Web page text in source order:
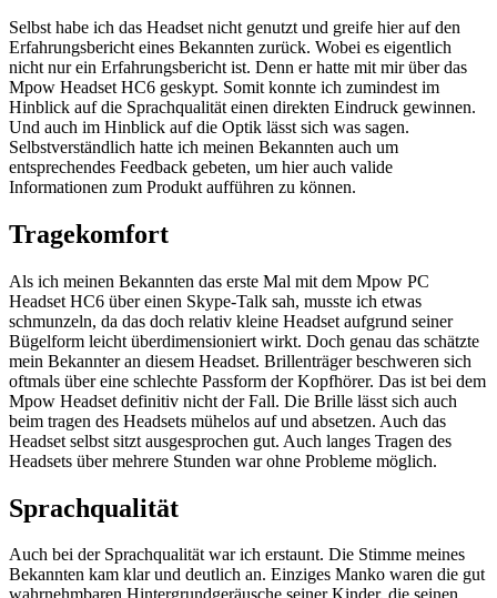
Selbst habe ich das Headset nicht genutzt und greife hier auf den
Erfahrungsbericht eines Bekannten zurück. Wobei es eigentlich
nicht nur ein Erfahrungsbericht ist. Denn er hatte mit mir über das
Mpow Headset HC6 geskypt. Somit konnte ich zumindest im
Hinblick auf die Sprachqualität einen direkten Eindruck gewinnen.
Und auch im Hinblick auf die Optik lässt sich was sagen.
Selbstverständlich hatte ich meinen Bekannten auch um
entsprechendes Feedback gebeten, um hier auch valide
Informationen zum Produkt aufführen zu können.
Tragekomfort
Als ich meinen Bekannten das erste Mal mit dem Mpow PC
Headset HC6 über einen Skype-Talk sah, musste ich etwas
schmunzeln, da das doch relativ kleine Headset aufgrund seiner
Bügelform leicht überdimensioniert wirkt. Doch genau das schätzte
mein Bekannter an diesem Headset. Brillenträger beschweren sich
oftmals über eine schlechte Passform der Kopfhörer. Das ist bei dem
Mpow Headset definitiv nicht der Fall. Die Brille lässt sich auch
beim tragen des Headsets mühelos auf und absetzen. Auch das
Headset selbst sitzt ausgesprochen gut. Auch langes Tragen des
Headsets über mehrere Stunden war ohne Probleme möglich.
Sprachqualität
Auch bei der Sprachqualität war ich erstaunt. Die Stimme meines
Bekannten kam klar und deutlich an. Einziges Manko waren die gut